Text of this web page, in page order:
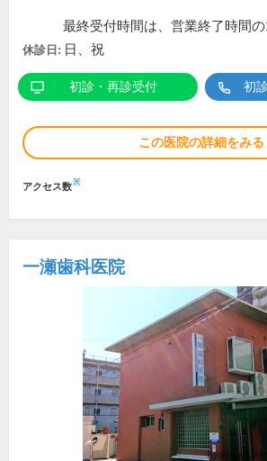
最終受付時間は、営業終了時間
休診日: 日、祝
初診・再診受付 初
この医院の詳細をみる
アクセス数※
一瀬歯科医院